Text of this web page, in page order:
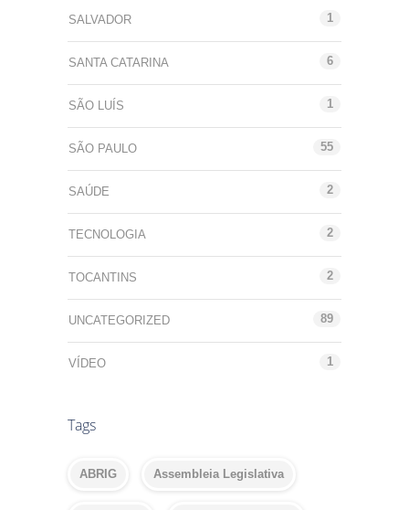
SALVADOR 1
SANTA CATARINA 6
SÃO LUÍS 1
SÃO PAULO 55
SAÚDE 2
TECNOLOGIA 2
TOCANTINS 2
UNCATEGORIZED 89
VÍDEO 1
Tags
ABRIG Assembleia Legislativa